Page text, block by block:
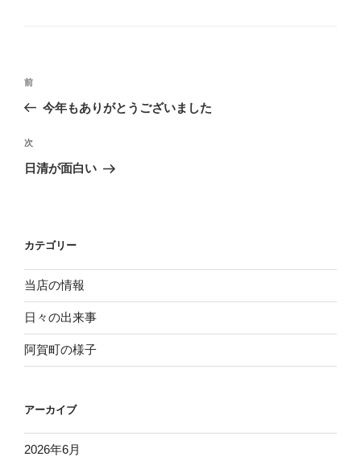
投
ビ
ゲ
ン
過
去
投
稿
前
今年もありがとうございました
次
の
次
日清が面白い
カテゴリー
当店の情報
日々の出来事
阿賀町の様子
アーカイブ
2026年6月